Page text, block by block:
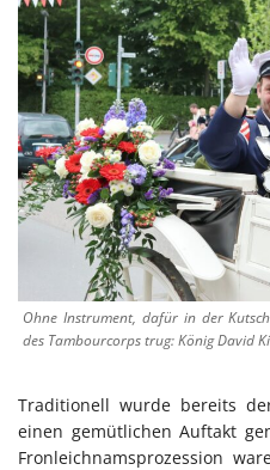
Ohne Instrument, dafür in der
des Tambourcorps trug: König David
Traditionell wurde bereits
einen gemütlichen Auftakt
Fronleichnamsprozession